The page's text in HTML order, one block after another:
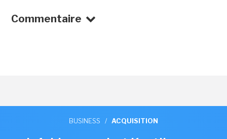
Commentaire
BUSINESS / ACQUISITION